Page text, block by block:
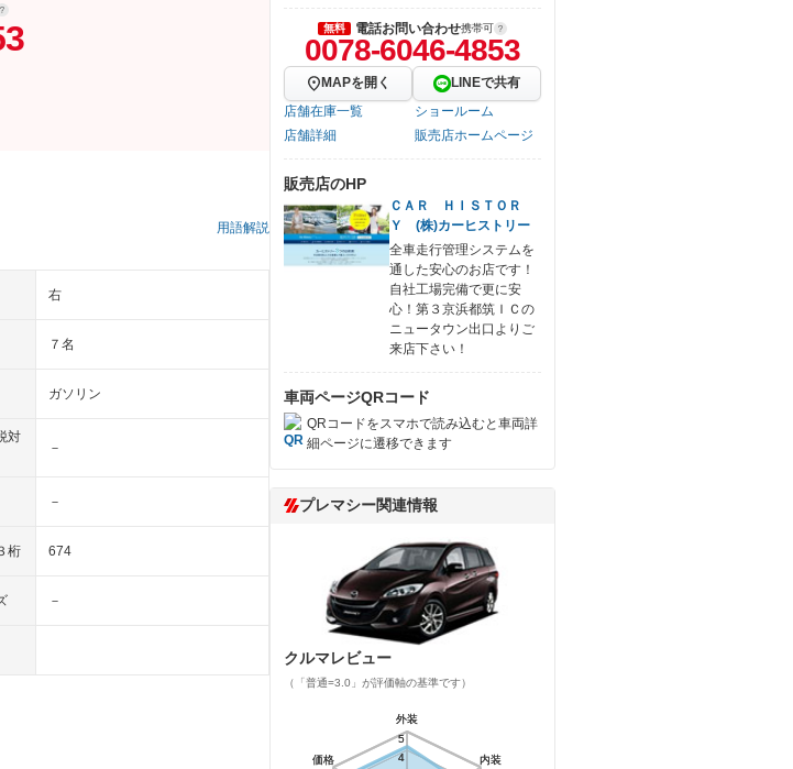
用語解説
右
７名
ガソリン
対
－
－
桁 674
－
無料 電話お問い合わせ携帯可
0078-6046-4853
MAPを開く
LINEで共有
店舗在庫一覧
ショールーム
店舗詳細
販売店ホームページ
販売店のHP
ＣＡＲ ＨＩＳＴＯＲ
Ｙ (株)カーヒストリー
全車走行管理システムを
通した安心のお店です！
自社工場完備で更に安
心！第３京浜都筑ＩＣの
ニュータウン出口よりご
来店下さい！
車両ページQRコード
QRコードをスマホで読み込むと車両詳
細ページに遷移できます
プレマシー関連情報
クルマレビュー
（「普通=3.0」が評価軸の基準です）
外装
内装
価格 4
5
外装
内装
価格 4
5